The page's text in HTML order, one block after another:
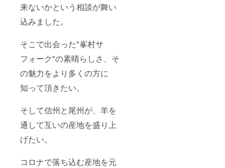
来ないかという相談が舞い
込みました。
そこで出会った"峯村サ
フォーク"の素晴らしさ、そ
の魅力をより多くの方に
知って頂きたい。
そして信州と尾州が、羊を
通して互いの産地を盛り上
げたい。
コロナで落ち込む産地を元